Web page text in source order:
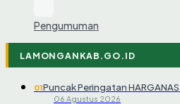
Pengumuman
LAMONGANKAB.GO.ID
01Puncak Peringatan
06 Agustus 2026